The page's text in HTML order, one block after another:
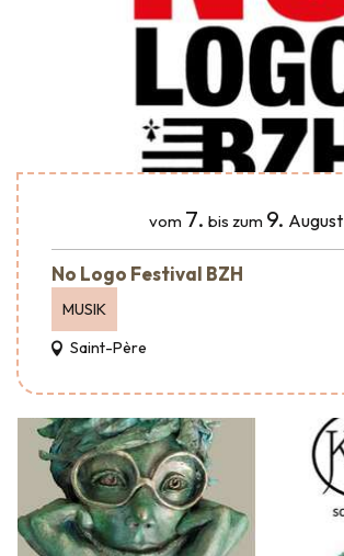
vom 7. bis zum 9. August
No Logo Festival BZH
MUSIK
Saint-Père